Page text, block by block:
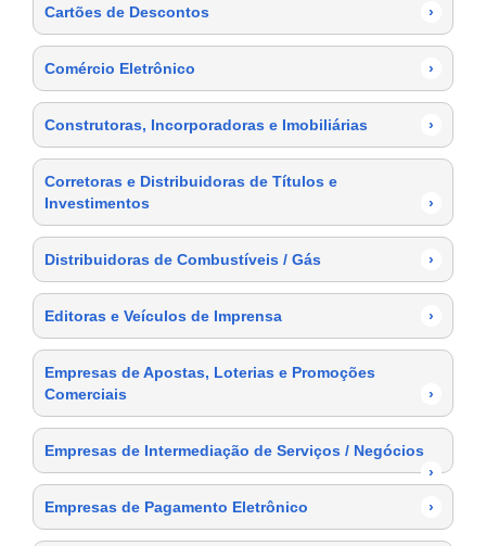
Cartões de Descontos ›
Comércio Eletrônico ›
Construtoras, Incorporadoras e Imobiliárias ›
Corretoras e Distribuidoras de Títulos e
Investimentos
›
Distribuidoras de Combustíveis / Gás ›
Editoras e Veículos de Imprensa ›
Empresas de Apostas, Loterias e Promoções
Comerciais
›
Empresas de Intermediação de Serviços / Negócios
›
Empresas de Pagamento Eletrônico
›